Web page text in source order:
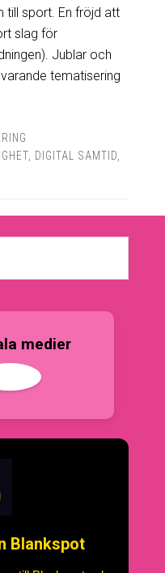
till sport. En fröjd att
slag för
Jublar och
tematisering
, DIGITAL SAMTID
medier
Blankspot